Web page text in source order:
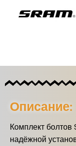
Описание:
Комплект болтов
надёжной